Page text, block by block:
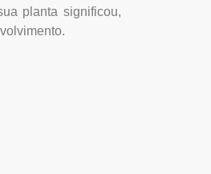
planta significou,